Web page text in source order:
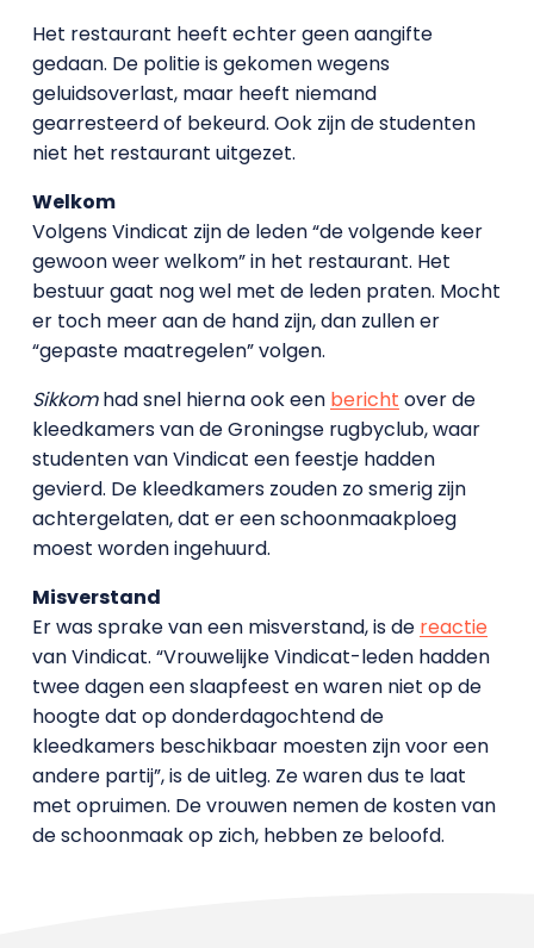
Het restaurant heeft echter geen aangifte
gedaan. De politie is gekomen wegens
geluidsoverlast, maar heeft niemand
gearresteerd of bekeurd. Ook zijn de studenten
niet het restaurant uitgezet.
Welkom
Volgens Vindicat zijn de leden “de volgende keer
gewoon weer welkom” in het restaurant. Het
bestuur gaat nog wel met de leden praten. Mocht
er toch meer aan de hand zijn, dan zullen er
“gepaste maatregelen” volgen.
Sikkomhad snel hierna ook een bericht over de
kleedkamers van de Groningse rugbyclub, waar
studenten van Vindicat een feestje hadden
gevierd. De kleedkamers zouden zo smerig zijn
achtergelaten, dat er een schoonmaakploeg
moest worden ingehuurd.
Misverstand
Er was sprake van een misverstand, is de reactie
van Vindicat. “Vrouwelijke Vindicat-leden hadden
twee dagen een slaapfeest en waren niet op de
hoogte dat op donderdagochtend de
kleedkamers beschikbaar moesten zijn voor een
andere partij”, is de uitleg. Ze waren dus te laat
met opruimen. De vrouwen nemen de kosten van
de schoonmaak op zich, hebben ze beloofd.